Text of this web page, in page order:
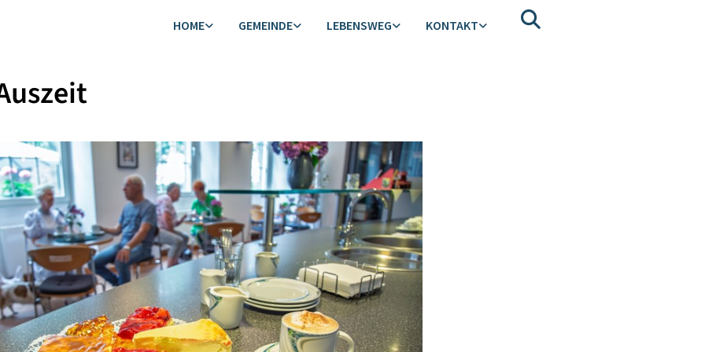
HOME GEMEINDE LEBENSWEG KONTAKT